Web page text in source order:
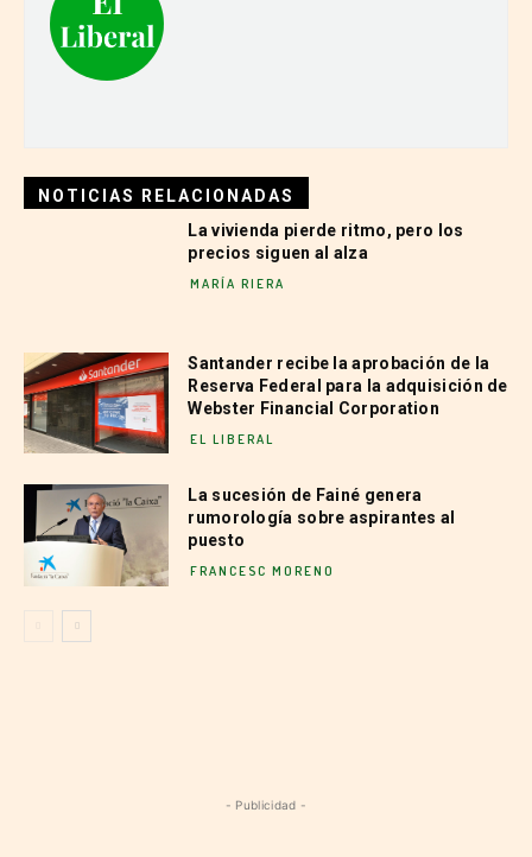
NOTICIAS RELACIONADAS
La vivienda pierde ritmo, pero los
precios siguen al alza
MARÍA RIERA
Santander recibe la aprobación de la
Reserva Federal para la adquisición de
Webster Financial Corporation
EL LIBERAL
La sucesión de Fainé genera
rumorología sobre aspirantes al
puesto
FRANCESC MORENO
- Publicidad -